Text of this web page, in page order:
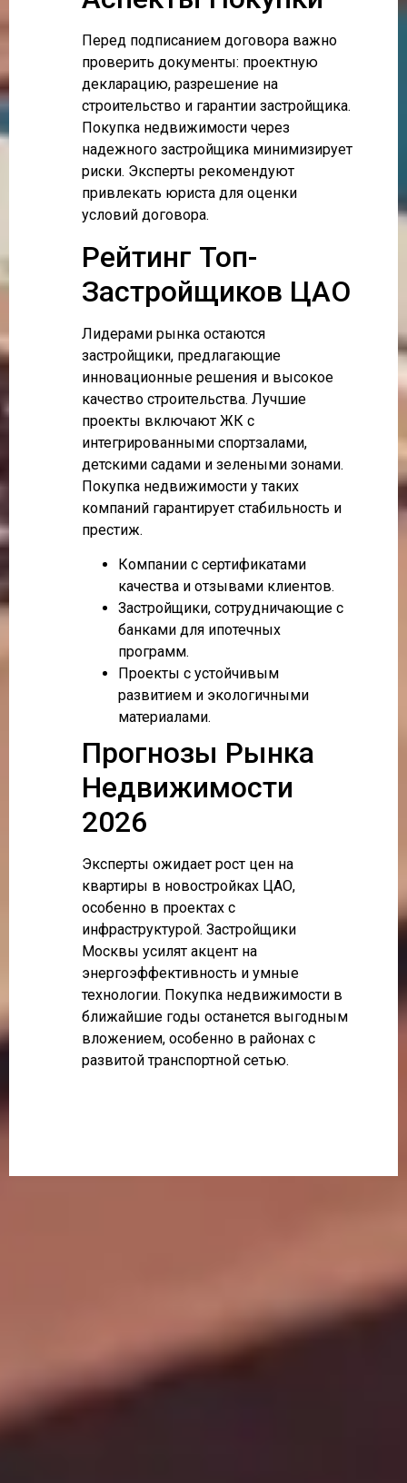
Перед подписанием договора важно
проверить документы: проектную
декларацию, разрешение на
строительство и гарантии застройщика.
Покупка недвижимости через
надежного застройщика минимизирует
риски. Эксперты рекомендуют
привлекать юриста для оценки
условий договора.
Рейтинг Топ-
Застройщиков ЦАО
Лидерами рынка остаются
застройщики, предлагающие
инновационные решения и высокое
качество строительства. Лучшие
проекты включают ЖК с
интегрированными спортзалами,
детскими садами и зелеными зонами.
Покупка недвижимости у таких
компаний гарантирует стабильность и
престиж.
Компании с сертификатами
качества и отзывами клиентов.
Застройщики, сотрудничающие с
банками для ипотечных
программ.
Проекты с устойчивым
развитием и экологичными
материалами.
Прогнозы Рынка
Недвижимости
2026
Эксперты ожидает рост цен на
квартиры в новостройках ЦАО,
особенно в проектах с
инфраструктурой. Застройщики
Москвы усилят акцент на
энергоэффективность и умные
технологии. Покупка недвижимости в
ближайшие годы останется выгодным
вложением, особенно в районах с
развитой транспортной сетью.